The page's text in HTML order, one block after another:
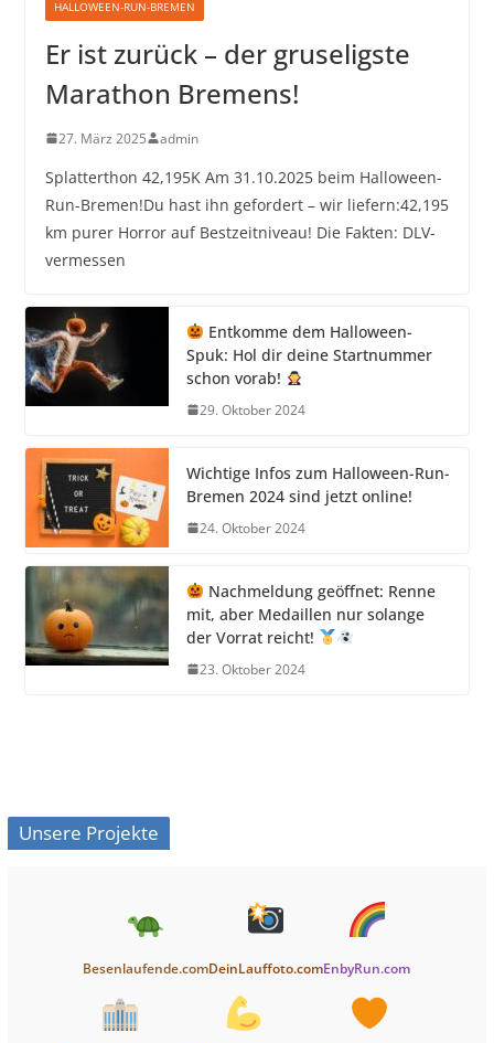
HALLOWEEN-RUN-BREMEN
Er ist zurück – der gruseligste
Marathon Bremens!
27. März 2025 admin
Splatterthon 42,195K Am 31.10.2025 beim Halloween-
Run-Bremen!Du hast ihn gefordert – wir liefern:42,195
km purer Horror auf Bestzeitniveau! Die Fakten: DLV-
vermessen
Entkomme dem Halloween-
Spuk: Hol dir deine Startnummer
schon vorab!
29. Oktober 2024
Wichtige Infos zum Halloween-Run-
Bremen 2024 sind jetzt online!
24. Oktober 2024
Nachmeldung geöffnet: Renne
mit, aber Medaillen nur solange
der Vorrat reicht!
23. Oktober 2024
Unsere Projekte
Besenlaufende.comDeinLauffoto.comEnbyRun.com